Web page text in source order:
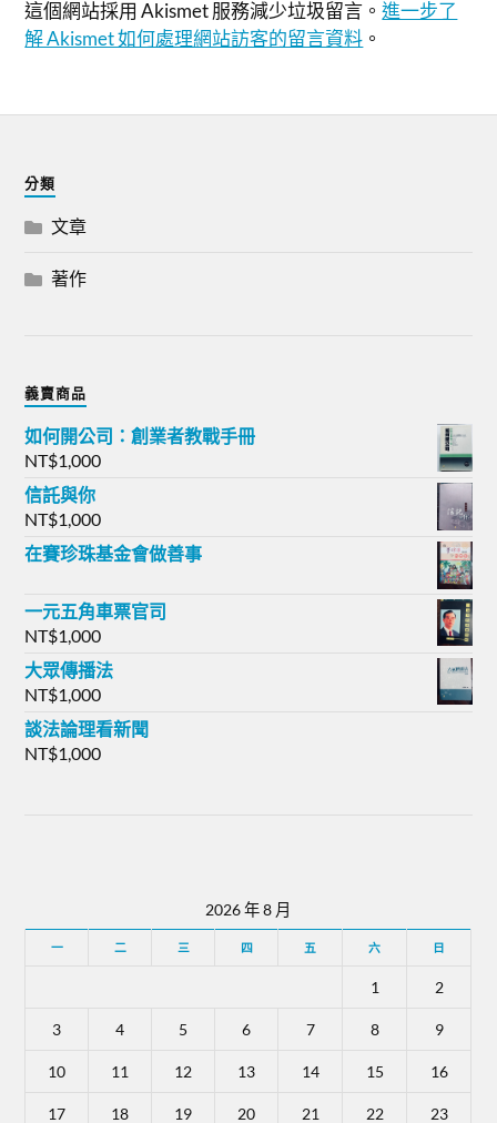
這個網站採用 Akismet 服務減少垃圾留言。進一步了
解 Akismet 如何處理網站訪客的留言資料 。
分類
文章
著作
義賣商品
如何開公司：創業者教戰手冊
NT$1,000
信託與你
NT$1,000
在賽珍珠基金會做善事
一元五角車票官司
NT$1,000
大眾傳播法
NT$1,000
談法論理看新聞
NT$1,000
2026 年 8 月
一 二 三 四 五 六 日
1 2
3 4 5 6 7 8 9
10 11 12 13 14 15 16
17 18 19 20 21 22 23